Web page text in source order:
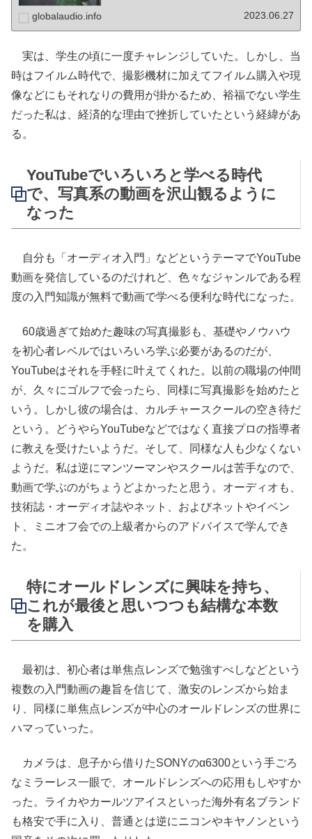
globalaudio.info 2023.06.27
実は、学生の頃に一度チャレンジしていた。しかし、当
時はフイルム時代で、撮影機材に加えてフイルム購入や現
像などにもそれなりの費用が掛かるため、裕福でない学生
だった私は、経済的な理由で挫折していたという経緯があ
る。
YouTubeでいろいろと学べる時代
で、写真系の動画を沢山観るように
なった
自分も「オーディオ入門」などというテーマでYouTube
動画を発信しているのだけれど、色々なジャンルである程
度の入門知識が無料で動画で学べる便利な時代になった。
60歳過ぎて始めた趣味の写真撮影も、基礎やノウハウ
を初心者レベルではいろいろ学ぶ必要があるのだが、
YouTubeはそれを手軽に叶えてくれた。以前の職場の仲間
が、久々にゴルフで会ったら、同様に写真撮影を始めたと
いう。しかし彼の場合は、カルチャースクールの空き待だ
という。どうやらYouTubeなどではなく直接プロの指導者
に教えを受けたいようだ。そして、同様な人も少なくない
ようだ。私は逆にマンツーマンやスクールは苦手なので、
動画で学ぶのがちょうどよかったと思う。オーディオも、
技術誌・オーディオ誌やネット、およびネットやイベン
ト、ミニオフ会での上級者からのアドバイスで学んでき
た。
特にオールドレンズに興味を持ち、
これが最後と思いつつも結構な本数
を購入
最初は、初心者は単焦点レンズで勉強すべしなどという
複数の入門動画の趣旨を信じて、激安のレンズから始ま
り、同様に単焦点レンズが中心のオールドレンズの世界に
ハマっていった。
カメラは、息子から借りたSONYのα6300という手ごろ
なミラーレス一眼で、オールドレンズへの応用もしやすか
った。ライカやカールツアイスといった海外有名ブランド
も格安で手に入り、普通とは逆にニコンやキヤノンという